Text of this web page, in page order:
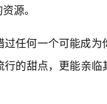
源。
任何一个可能成
的甜点，更能亲临